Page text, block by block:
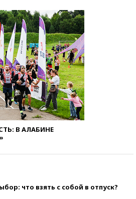
В АЛАБИНЕ
что взять с собой в отпуск?